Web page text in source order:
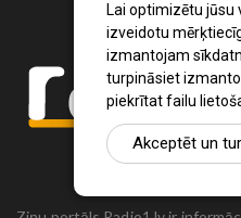
Lai optimizētu jūsu
izveidotu
izmantojam
turpināsiet
piekrītat failu
Akceptēt un